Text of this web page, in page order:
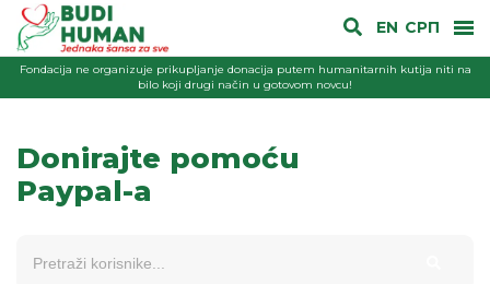
EN СРП
Fondacija ne organizuje prikupljanje donacija putem humanitarnih kutija niti na
bilo koji drugi način u gotovom novcu!
Donirajte pomoću
Paypal-a